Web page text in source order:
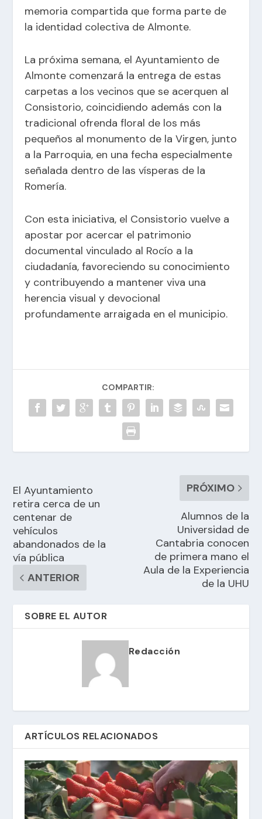
memoria compartida que forma parte de
la identidad colectiva de Almonte.
La próxima semana, el Ayuntamiento de
Almonte comenzará la entrega de estas
carpetas a los vecinos que se acerquen al
Consistorio, coincidiendo además con la
tradicional ofrenda floral de los más
pequeños al monumento de la Virgen, junto
a la Parroquia, en una fecha especialmente
señalada dentro de las vísperas de la
Romería.
Con esta iniciativa, el Consistorio vuelve a
apostar por acercar el patrimonio
documental vinculado al Rocío a la
ciudadanía, favoreciendo su conocimiento
y contribuyendo a mantener viva una
herencia visual y devocional
profundamente arraigada en el municipio.
COMPARTIR:
El Ayuntamiento
retira cerca de un
centenar de
vehículos
abandonados de la
vía pública
ANTERIOR
PRÓXIMO
Alumnos de la
Universidad de
Cantabria conocen
de primera mano el
Aula de la Experiencia
de la UHU
SOBRE EL AUTOR
Redacción
ARTÍCULOS RELACIONADOS